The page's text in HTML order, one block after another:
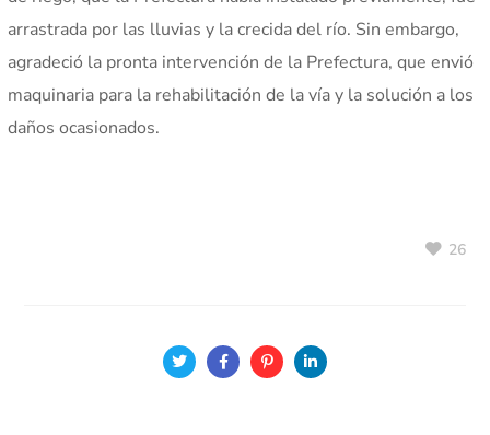
arrastrada por las lluvias y la crecida del río. Sin embargo,
agradeció la pronta intervención de la Prefectura, que envió
maquinaria para la rehabilitación de la vía y la solución a los
daños ocasionados.
26